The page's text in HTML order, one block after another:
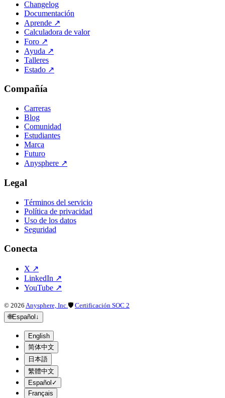
Changelog
Documentación
Aprende ↗
Calculadora de valor
Foro ↗
Ayuda ↗
Talleres
Estado ↗
Compañía
Carreras
Blog
Comunidad
Estudiantes
Marca
Futuro
Anysphere ↗
Legal
Términos del servicio
Política de privacidad
Uso de los datos
Seguridad
Conecta
X ↗
LinkedIn ↗
YouTube ↗
© 2026 Anysphere, Inc. 🛡 Certificación SOC 2
🌐Español ↓
English
简体中文
日本語
繁體中文
Español ✓
Français